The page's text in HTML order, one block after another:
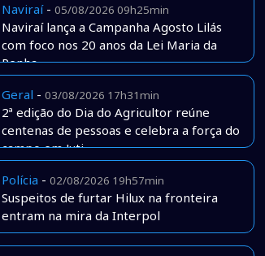
Naviraí- 05/08/2026 09h25min
Naviraí lança a Campanha Agosto Lilás
com foco nos 20 anos da Lei Maria da
Penha
Geral - 03/08/2026 17h31min
2ª edição do Dia do Agricultor reúne
centenas de pessoas e celebra a força do
campo em Juti
Polícia - 02/08/2026 19h57min
Suspeitos de furtar Hilux na fronteira
entram na mira da Interpol